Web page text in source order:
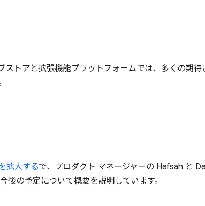
トアと拡張機能プラットフォームでは、多くの期待
拡大するで、プロダクト マネージャーの Hafsah と
の予定について概要を説明しています。